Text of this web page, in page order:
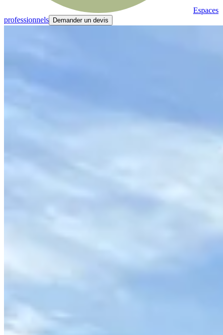
Espaces
professionnels
Demander un devis